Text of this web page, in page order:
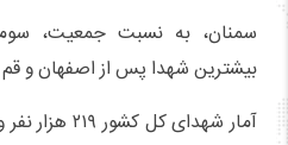
سمنان، به نسبت جمعیت،
بیشترین شهدا پس از اصفهان و
آمار شهدای